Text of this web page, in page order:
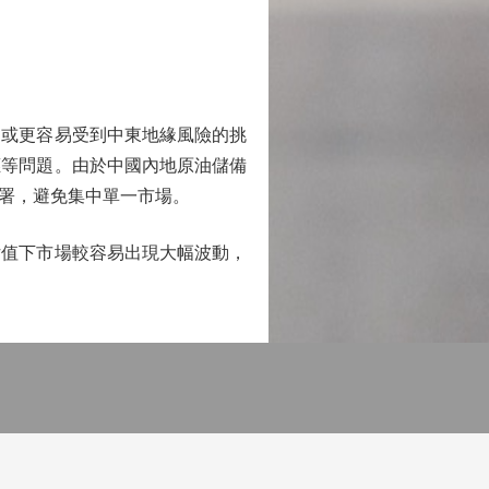
更容易受到中東地緣風險的挑
問題。由於中國內地原油儲備
，避免集中單一市場。
市場較容易出現大幅波動，